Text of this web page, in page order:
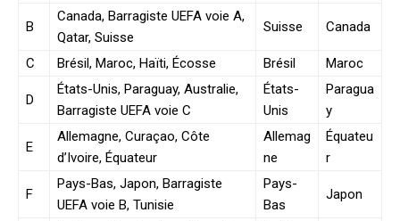
B
Canada, Barragiste UEFA voie A,
Qatar, Suisse
Suisse Canada
C Brésil, Maroc, Haïti, Écosse Brésil Maroc
D
États-Unis, Paraguay, Australie,
Barragiste UEFA voie C
États-
Unis
Paragua
y
E
Allemagne, Curaçao, Côte
d’Ivoire, Équateur
Allemag
ne
Équateu
r
F
Pays-Bas, Japon, Barragiste
UEFA voie B, Tunisie
Pays-
Bas
Japon